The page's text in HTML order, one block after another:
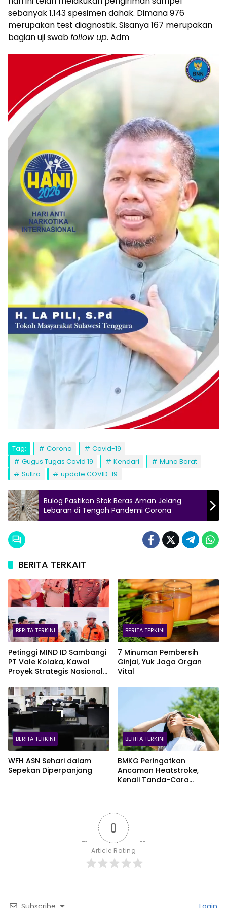
sebanyak 1.143 spesimen dahak. Dimana 976
merupakan test diagnostik. Sisanya 167 merupakan
bagian uji swabfollow up. Adm
Tag: Corona
Covid-19
Gugus Tugas Covid 19
Kendari
Muna Barat
Sultra
update COVID-19
Bulog Pastikan Stok Beras Aman Jelang
Lebaran di Tengah Pandemi Corona
BERITA TERKAIT
BERITA TERKINI
Petinggi MIND ID Sambangi
PT Vale Kolaka, Kawal
Proyek Strategis Nasional
BERITA TERKINI
7 Minuman Pembersih
Ginjal, Yuk Jaga Organ
Vital
BERITA TERKINI
WFH ASN Sehari dalam
Sepekan Diperpanjang
BERITA TERKINI
BMKG Peringatkan
Ancaman Heatstroke,
Kenali Tanda-Cara
0
Article Rating